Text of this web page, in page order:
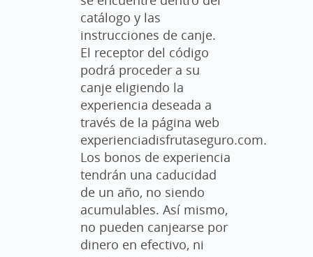
catálogo y las
instrucciones de canje.
El receptor del código
podrá proceder a su
canje eligiendo la
experiencia deseada a
través de la página web
experienciadisfrutaseguro.com.
Los bonos de experiencia
tendrán una caducidad
de un año, no siendo
acumulables. Así mismo,
no pueden canjearse por
dinero en efectivo, ni